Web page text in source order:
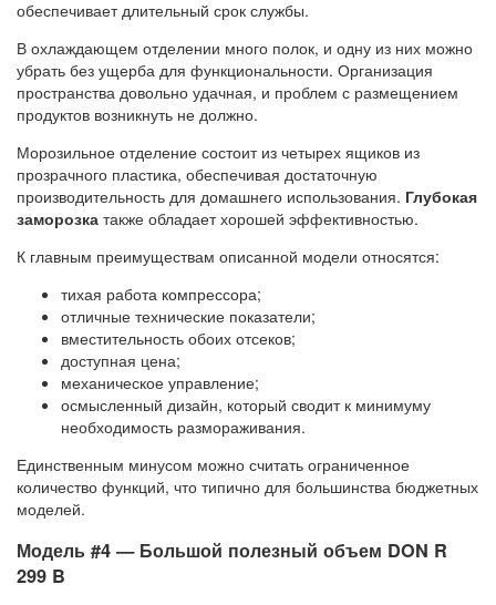
обеспечивает длительный срок службы.
В охлаждающем отделении много полок, и одну из них можно
убрать без ущерба для функциональности. Организация
пространства довольно удачная, и проблем с размещением
продуктов возникнуть не должно.
Морозильное отделение состоит из четырех ящиков из
прозрачного пластика, обеспечивая достаточную
производительность для домашнего использования. Глубокая
заморозка также обладает хорошей эффективностью.
К главным преимуществам описанной модели относятся:
тихая работа компрессора;
отличные технические показатели;
вместительность обоих отсеков;
доступная цена;
механическое управление;
осмысленный дизайн, который сводит к минимуму
необходимость размораживания.
Единственным минусом можно считать ограниченное
количество функций, что типично для большинства бюджетных
моделей.
Модель #4 — Большой полезный объем DON R
299 B